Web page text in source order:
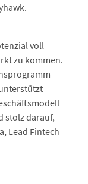
voll
zu kommen.
stolz darauf,
Lead Fintech